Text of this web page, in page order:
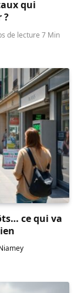
qui
?
de lecture 7 Min
ce qui va